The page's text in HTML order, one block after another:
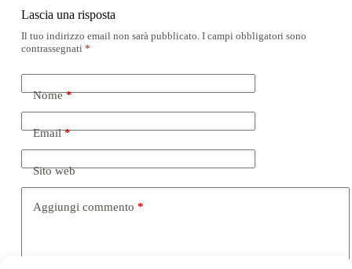
Lascia una risposta
Il tuo indirizzo email non sarà pubblicato. I campi obbligatori sono
contrassegnati *
Nome*
Email*
Sito web
Aggiungi commento *